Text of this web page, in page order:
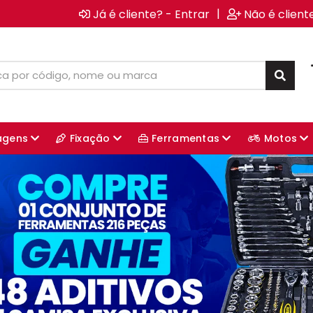
Já é cliente? - Entrar | Não é
Fixação Ferramentas Motos